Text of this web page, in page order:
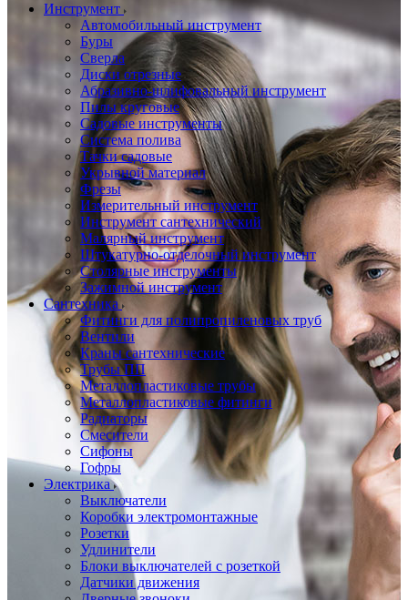
Инструмент
Автомобильный инструмент
Буры
Сверла
Диски отрезные
Абразивно-шлифовальный инструмент
Пилы круговые
Садовые инструменты
Система полива
Тачки садовые
Укрывной материал
Фрезы
Измерительный инструмент
Инструмент сантехнический
Малярный инструмент
Штукатурно-отделочный инструмент
Cтолярные инструменты
Зажимной инструмент
Сантехника
Фитинги для полипропиленовых труб
Вентили
Краны сантехнические
Трубы ПП
Металлопластиковые трубы
Металлопластиковые фитинги
Радиаторы
Смесители
Сифоны
Гофры
Электрика
Выключатели
Коробки электромонтажные
Розетки
Удлинители
Блоки выключателей с розеткой
Датчики движения